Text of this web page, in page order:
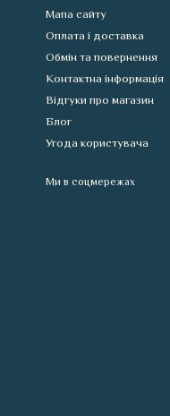
Мапа сайту
Оплата і доставка
Обмін та повернення
Контактна інформація
Відгуки про магазин
Блог
Угода користувача
Ми в соцмережах